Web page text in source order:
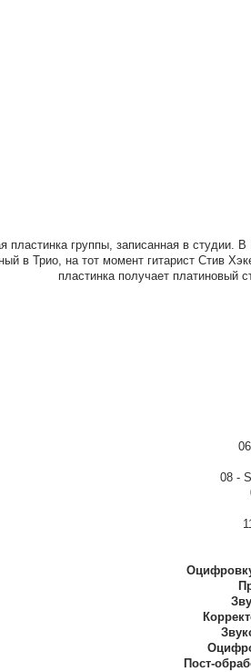
пластинка группы, записанная в
в Трио, на тот момент гитарист Стив
пластинка получает платиновый
08 -
Пост-